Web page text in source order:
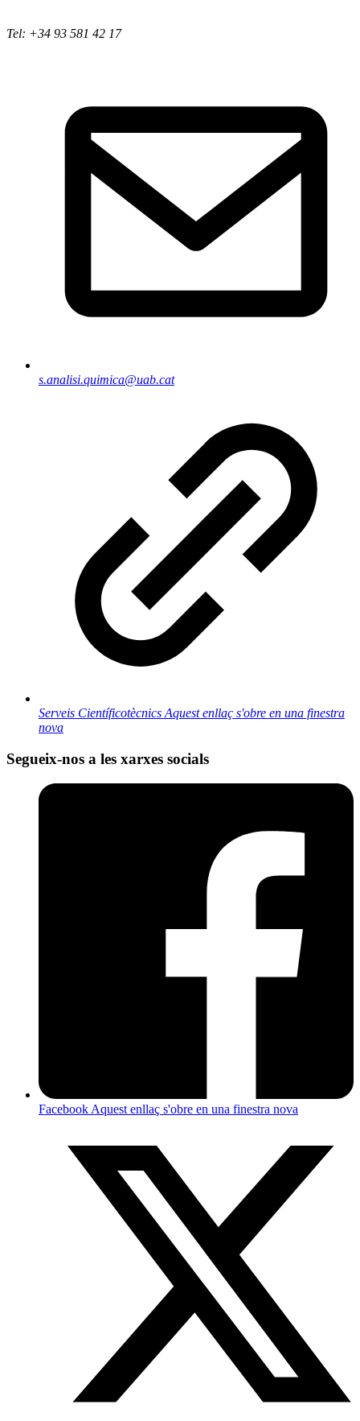
Tel: +34 93 581 42 17
s.analisi.quimica@uab.cat
Serveis Científicotècnics Aquest enllaç s'obre en una finestra
nova
Segueix-nos a les xarxes socials
Facebook Aquest enllaç s'obre en una finestra nova